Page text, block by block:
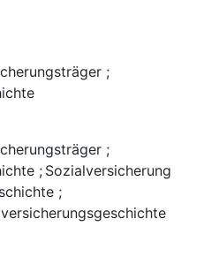
besetzten
Reformen und Umbau
;
;
; Sozialversicherung
;